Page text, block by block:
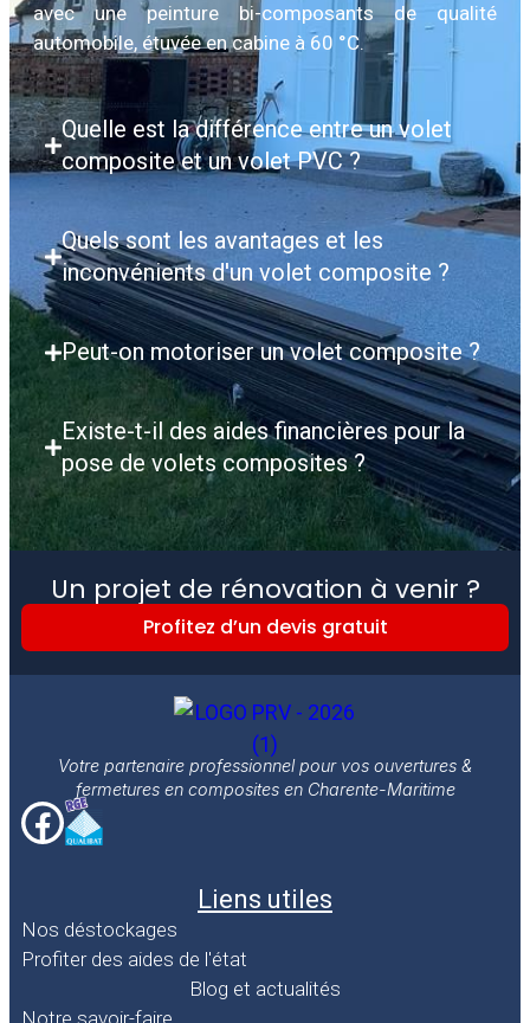
avec une peinture bi-composants de qualité
automobile, étuvée en cabine à 60 °C.
Quelle est la différence entre un volet
composite et un volet PVC ?
Quels sont les avantages et les
inconvénients d'un volet composite ?
Peut-on motoriser un volet composite ?
Existe-t-il des aides financières pour la
pose de volets composites ?
Un projet de rénovation à venir ?
Profitez d’un devis gratuit
Votre partenaire professionnel pour vos ouvertures &
fermetures en composites en Charente-Maritime
Liens utiles
Nos déstockages
Profiter des aides de l'état
Blog et actualités
Notre savoir-faire